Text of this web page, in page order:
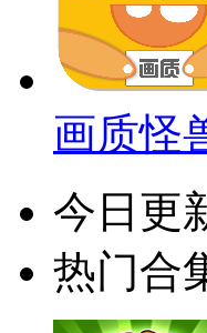
画质怪
今日更
热门合